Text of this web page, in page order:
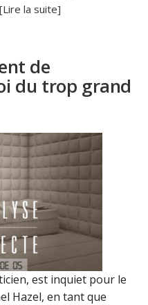
[Lire la suite]
de
du trop grand
est inquiet pour le
Hazel, en tant que